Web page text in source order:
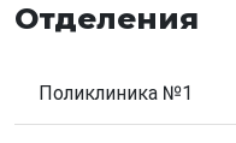
Отделения
Поликлиника №1